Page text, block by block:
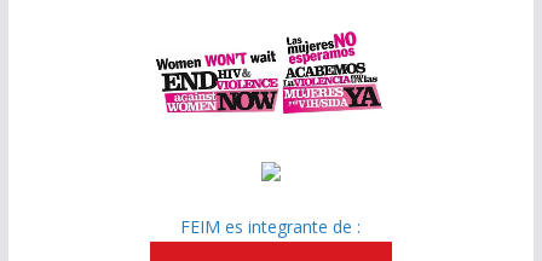
FEIM es integrante de :